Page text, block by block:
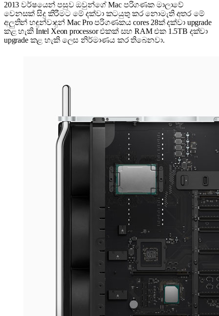
2013 වර්ෂයෙන් පසුව ඔවුන්ගේ Mac පරිගණක මාලාවේ
වෙනසක් සිදු කිරීමට මේ දක්වා කටයුතු කර නොමැති අතර මේ
අලුතින් හඳුන්වාදුන් Mac Pro පරිගණකය cores 28ක් දක්වා upgrade
කළ හැකි Intel Xeon processor එකක් සහ RAM එක 1.5TB දක්වා
upgrade කළ හැකි ලෙස නිර්මාණය කර තිබෙනවා.